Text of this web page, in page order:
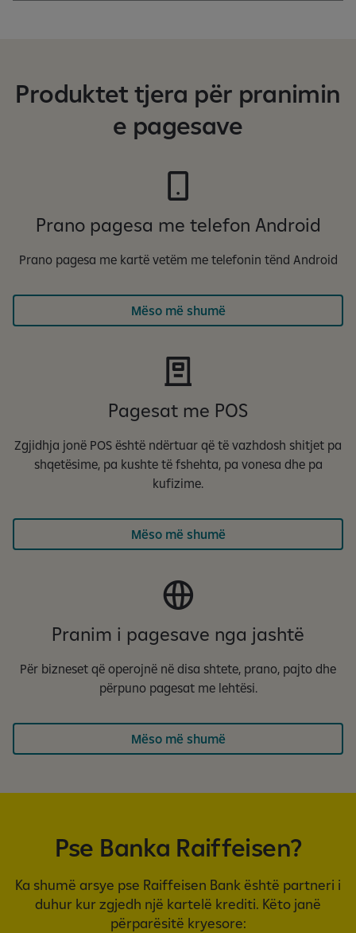
Produktet tjera për pranimin
e pagesave
Prano pagesa me telefon Android
Prano pagesa me kartë vetëm me telefonin tënd Android
Mëso më shumë
Pagesat me POS
Zgjidhja jonë POS është ndërtuar që të vazhdosh shitjet pa
shqetësime, pa kushte të fshehta, pa vonesa dhe pa
kufizime.
Mëso më shumë
Pranim i pagesave nga jashtë
Për bizneset që operojnë në disa shtete, prano, pajto dhe
përpuno pagesat me lehtësi.
Mëso më shumë
Pse Banka Raiffeisen?
Ka shumë arsye pse Raiffeisen Bank është partneri i
duhur kur zgjedh një kartelë krediti. Këto janë
përparësitë kryesore: